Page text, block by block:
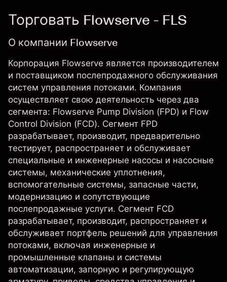
Торговать Flowserve - FLS
О компании Flowserve
Корпорация Flowserve является производителем
и поставщиком послепродажного обслуживания
систем управления потоками. Компания
осуществляет свою деятельность через два
сегмента: Flowserve Pump Division (FPD) и Flow
Control Division (FCD). Сегмент FPD
разрабатывает, производит, предварительно
тестирует, распространяет и обслуживает
специальные и инженерные насосы и насосные
системы, механические уплотнения,
вспомогательные системы, запасные части,
модернизацию и сопутствующие
послепродажные услуги. Сегмент FCD
разрабатывает, производит, распространяет и
обслуживает портфель решений для управления
потоками, включая инженерные и
промышленные клапаны и системы
автоматизации, запорную и регулирующую